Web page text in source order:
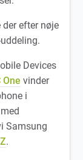
efter nøje
Devices
One vinder
i
Samsung
.